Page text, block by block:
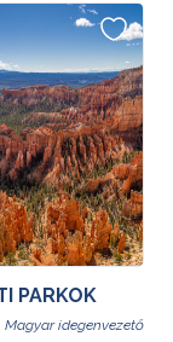
is kiváló
ide.
PARKOK
Magyar idegenvezető